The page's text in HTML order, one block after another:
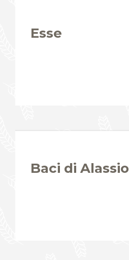
Esse
Baci di Alassio